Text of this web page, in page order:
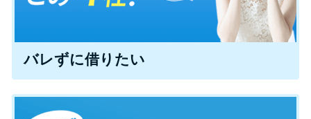
リボ払いをそのまま払いきると
カードローンの見直しで40万円
得した話
バレずに借りたい